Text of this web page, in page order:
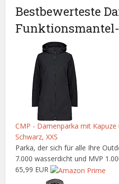
Bestbewerteste
CMP - Damenparka mit Kapuze
Schwarz, XXS
Parka, der sich für alle Ihre
7.000 wasserdicht und MVP
65,99 EUR